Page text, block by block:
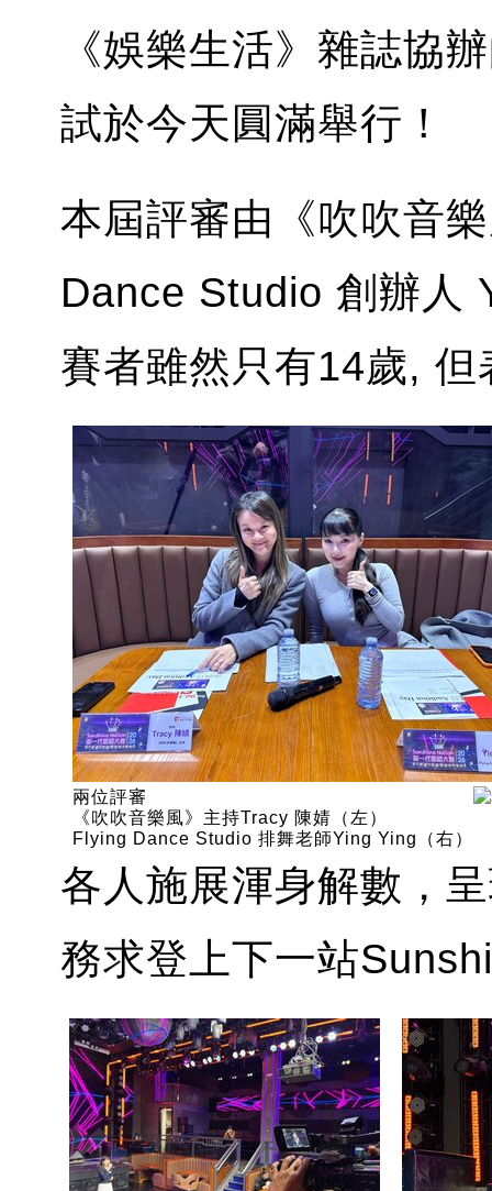
《娛樂生活》雜誌協
試於今天圓滿舉行！
本屆評審由《吹吹音
Dance Studio 創辦人
賽者雖然只有14歲,
兩位評審
《吹吹音樂風》主持Tracy 陳婧（左）
Flying Dance Studio 排舞老師Ying Ying（右）
各人施展渾身解數，
務求登上下一站